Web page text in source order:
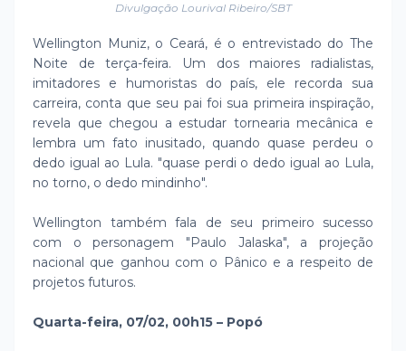
Divulgação Lourival Ribeiro/SBT
Wellington Muniz, o Ceará, é o entrevistado do The
Noite de terça-feira. Um dos maiores radialistas,
imitadores e humoristas do país, ele recorda sua
carreira, conta que seu pai foi sua primeira inspiração,
revela que chegou a estudar tornearia mecânica e
lembra um fato inusitado, quando quase perdeu o
dedo igual ao Lula. "quase perdi o dedo igual ao Lula,
no torno, o dedo mindinho".
Wellington também fala de seu primeiro sucesso
com o personagem "Paulo Jalaska", a projeção
nacional que ganhou com o Pânico e a respeito de
projetos futuros.
Quarta-feira, 07/02, 00h15 – Popó